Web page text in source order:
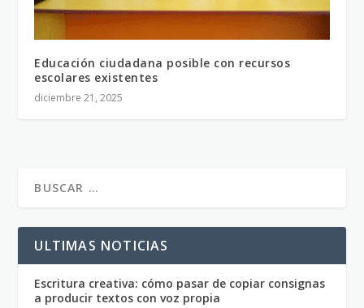
Educación ciudadana posible con recursos
escolares existentes
diciembre 21, 2025
ULTIMAS NOTICIAS
Escritura creativa: cómo pasar de copiar consignas
a producir textos con voz propia